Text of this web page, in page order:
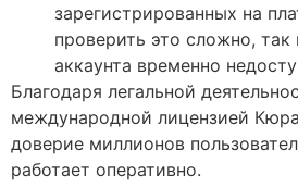
зарегистрированных на
проверить это сложно, так
аккаунта временно
Благодаря легальной
международной лицензией
доверие миллионов
работает оперативно.